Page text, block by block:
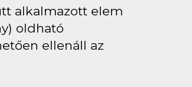
alkalmazott elem
oldható
ellenáll az